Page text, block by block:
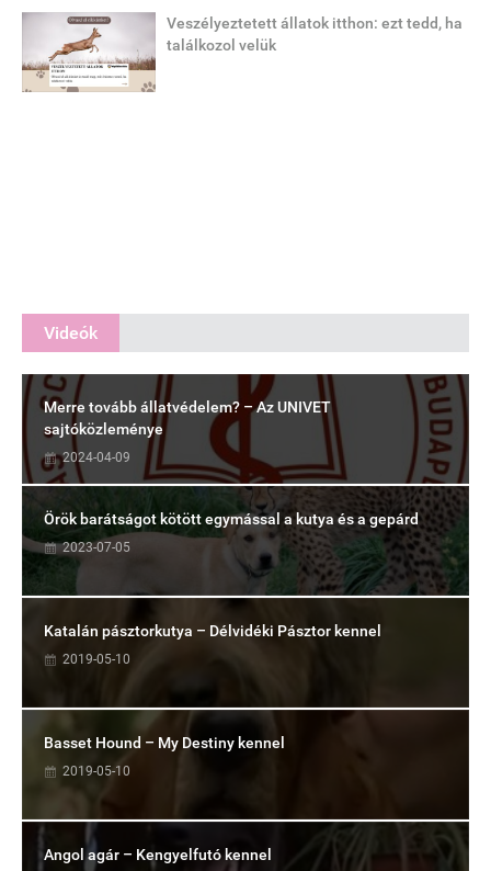
Veszélyeztetett állatok itthon: ezt tedd, ha
találkozol velük
Videók
Merre tovább állatvédelem? – Az UNIVET
sajtóközleménye
2024-04-09
Örök barátságot kötött egymással a kutya és a gepárd
2023-07-05
Katalán pásztorkutya – Délvidéki Pásztor kennel
2019-05-10
Basset Hound – My Destiny kennel
2019-05-10
Angol agár – Kengyelfutó kennel